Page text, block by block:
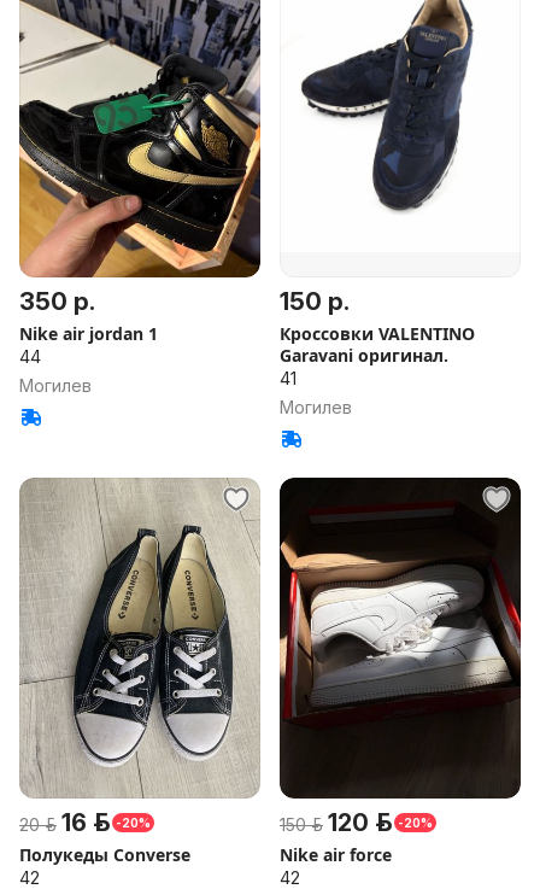
350 р.
Nike air jordan 1
44
Могилев
150 р.
Кроссовки VALENTINO
Garavani оригинал.
41
Могилев
20 р. 16 р. -20%
Полукеды Converse
42
150 р. 120 р. -20%
Nike air force
42